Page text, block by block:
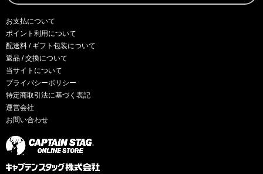
お支払について
ポイント利用について
配送料 / ギフト包装について
返品 / 交換について
当サイトについて
プライバシーポリシー
特定商取引法に基づく表記
運営会社
お問い合わせ